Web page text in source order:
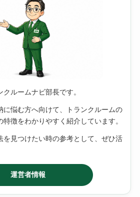
ルームナビ部長です。
に悩む方へ向けて、トランクルームの
徴をわかりやすく紹介しています。
を見つけたい時の参考として、ぜひ活
運営者情報